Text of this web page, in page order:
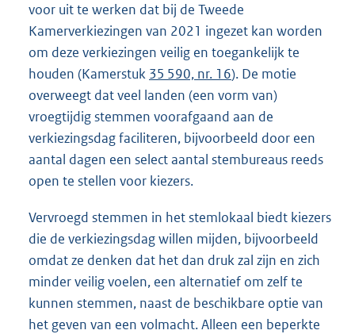
voor uit te werken dat bij de Tweede
Kamerverkiezingen van 2021 ingezet kan worden
om deze verkiezingen veilig en toegankelijk te
houden (Kamerstuk 35 590, nr. 16). De motie
overweegt dat veel landen (een vorm van)
vroegtijdig stemmen voorafgaand aan de
verkiezingsdag faciliteren, bijvoorbeeld door een
aantal dagen een select aantal stembureaus reeds
open te stellen voor kiezers.
Vervroegd stemmen in het stemlokaal biedt kiezers
die de verkiezingsdag willen mijden, bijvoorbeeld
omdat ze denken dat het dan druk zal zijn en zich
minder veilig voelen, een alternatief om zelf te
kunnen stemmen, naast de beschikbare optie van
het geven van een volmacht. Alleen een beperkte